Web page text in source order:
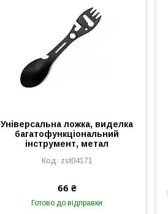
Універсальна ложка, виделка
багатофункціональний
інструмент, метал
zst04171
66 ₴
Готово до відправки